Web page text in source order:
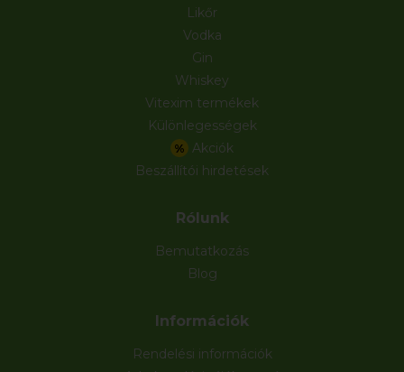
Likőr
Vodka
Gin
Whiskey
Vitexim termékek
Különlegességek
% Akciók
Beszállítói hirdetések
Rólunk
Bemutatkozás
Blog
Információk
Rendelési információk